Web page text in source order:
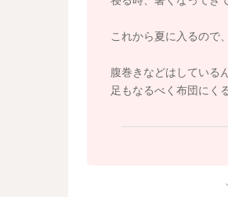
そして足元から冷え対
張りが強まったり、痛
てみてください。
これから夏に入るので
腹巻きなどはしている
足もなるべく布団にく